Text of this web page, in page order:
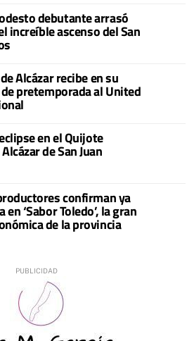
debutante arrasó
increíble ascenso del San
Alcázar recibe en su
pretemporada al United
en el Quijote
de San Juan
confirman ya
‘Sabor Toledo’, la gran
de la provincia